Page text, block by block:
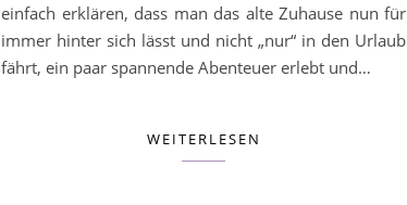
einfach erklären, dass man das alte Zuhause nun für
immer hinter sich lässt und nicht „nur“ in den Urlaub
fährt, ein paar spannende Abenteuer erlebt und…
WEITERLESEN